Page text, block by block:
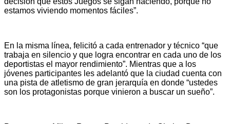
estamos viviendo momentos fáciles”.
En la misma línea, felicitó a cada entrenador y técnico “que
trabaja en silencio y que logra encontrar en cada uno de los
deportistas el mayor rendimiento”. Mientras que a los
jóvenes participantes les adelantó que la ciudad cuenta con
una pista de atletismo de gran jerarquía en donde “ustedes
son los protagonistas porque vinieron a buscar un sueño”.